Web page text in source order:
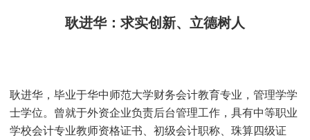
耿进华：求实创新、立德树人
耿进华，毕业于华中师范大学财务会计教育专业，管理学学
士学位。曾就于外资企业负责后台管理工作，具有中等职业
学校会计专业教师资格证书、初级会计职称、珠算四级证